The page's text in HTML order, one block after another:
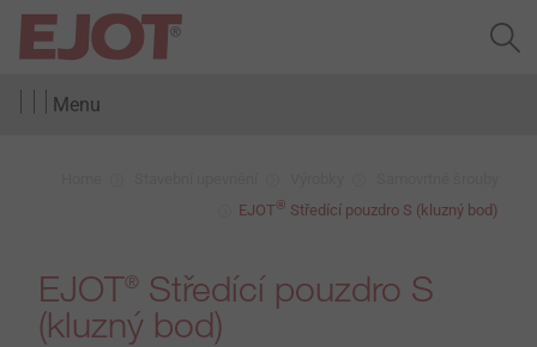
Menu
EJOT® Středící pouzdro S (kluzný bod)
EJOT® Středící pouzdro S
(kluzný bod)